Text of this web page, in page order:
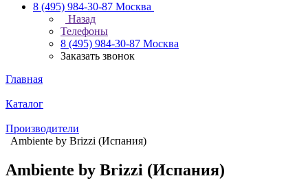
8 (495) 984-30-87 Москва
Назад
Телефоны
8 (495) 984-30-87 Москва
Заказать звонок
Главная
Каталог
Производители
Ambiente by Brizzi (Испания)
Ambiente by Brizzi (Испания)